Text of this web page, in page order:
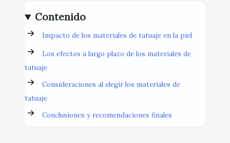
Contenido
Impacto de los materiales de tatuaje en la piel
Los efectos a largo plazo de los materiales de
tatuaje
Consideraciones al elegir los materiales de
tatuaje
Conclusiones y recomendaciones finales